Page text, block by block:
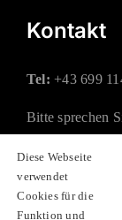
Kontakt
Tel: +43 699
Bitte sprechen
Mail:
Diese Webseite
verwendet
Cookies für die
Funktion und